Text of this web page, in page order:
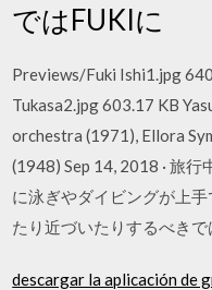
ではFUKIに
Previews/Fuki Ishi1.jpg
Tukasa2.jpg 603.17 KB
orchestra (1971), Ellora
(1948) Sep 14, 2018 · 旅
に泳ぎやダイビングが上
たり近づいたりするべき
descargar la aplicación de